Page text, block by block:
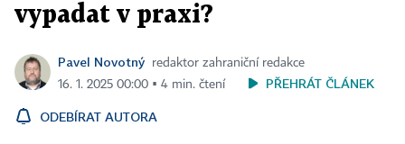
vypadat v praxi?
Pavel Novotný
redaktor zahraniční redakce
16. 1. 2025 00:00 ▪ 4 min. čtení
PŘEHRÁT ČLÁNEK
ODEBÍRAT AUTORA